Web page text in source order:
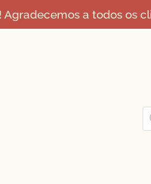
Agradecemos a todos os